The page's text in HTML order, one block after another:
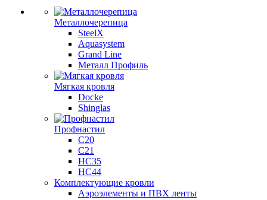
Металлочерепица
SteelX
Aquasystem
Grand Line
Металл Профиль
Мягкая кровля
Docke
Shinglas
Профнастил
C20
C21
НС35
НС44
Комплектующие кровли
Аэроэлементы и ПВХ ленты